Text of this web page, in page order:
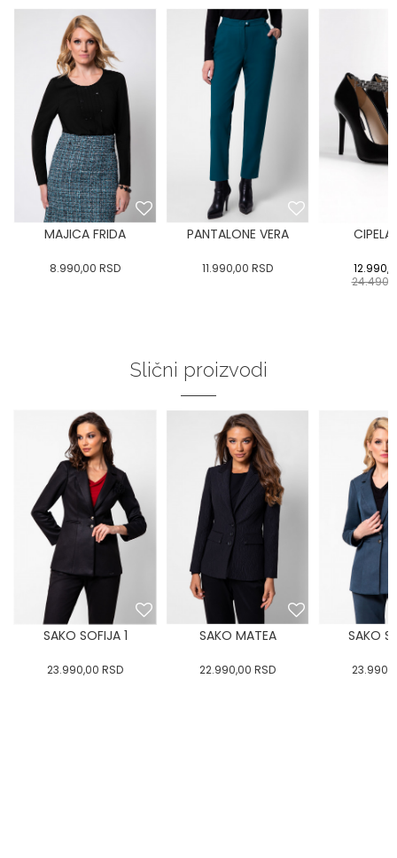
MAJICA FRIDA
8.990,00 RSD
PANTALONE VERA
11.990,00 RSD
Slični proizvodi
SAKO SOFIJA 1
23.990,00 RSD
SAKO MATEA
22.990,00 RSD
SAKO